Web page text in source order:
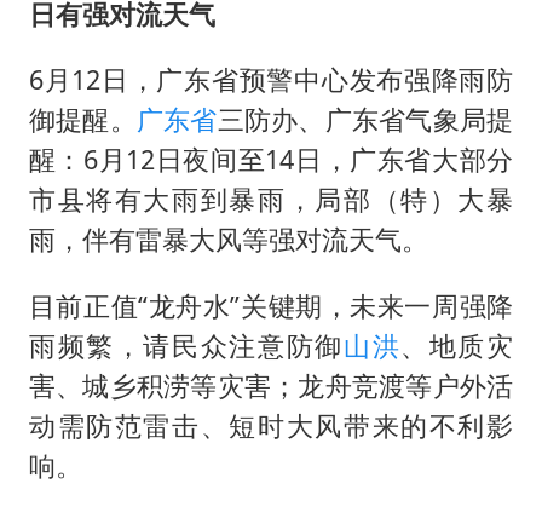
日有强对流天气
6月12日，广东省预警中心发布强降雨防
御提醒。 广东省三防办、广东省气象局提
醒：6月12日夜间至14日，广东省大部分
市县将有大雨到暴雨，局部（特）大暴
雨，伴有雷暴大风等强对流天气。
目前正值“龙舟水”关键期，未来一周强降
雨频繁，请民众注意防御山洪、地质灾
害、城乡积涝等灾害；龙舟竞渡等户外活
动需防范雷击、短时大风带来的不利影
响。